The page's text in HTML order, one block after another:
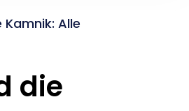
Kamnik: Alle
die